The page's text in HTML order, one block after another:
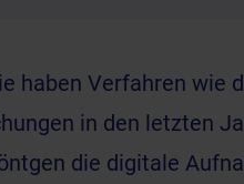
haben Verfahren wie
in den letzten
die digitale